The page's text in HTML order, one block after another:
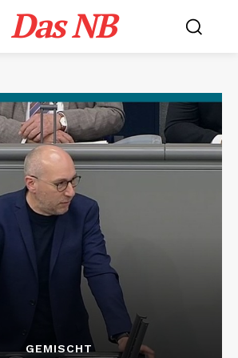
Das NB
GEMISCHT